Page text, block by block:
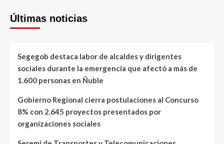
Últimas noticias
Segegob destaca labor de alcaldes y dirigentes
sociales durante la emergencia que afectó a más de
1.600 personas en Ñuble
Gobierno Regional cierra postulaciones al Concurso
8% con 2.645 proyectos presentados por
organizaciones sociales